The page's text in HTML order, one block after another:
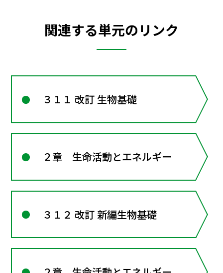
関連する単元のリンク
３１１ 改訂 生物基礎
２章 生命活動とエネルギー
３１２ 改訂 新編生物基礎